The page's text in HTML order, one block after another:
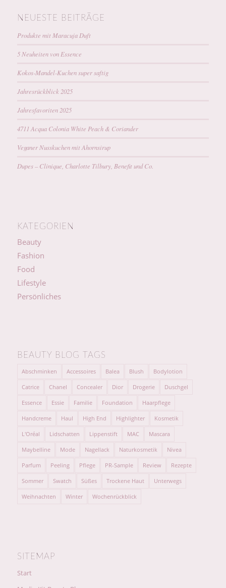
NEUESTE BEITRÄGE
Produkte mit Maracuja Duft
5 Neuheiten von Essence
Kokos-Mandel-Kuchen super saftig
Jahresrückblick 2025
Jahresfavoriten 2025
4711 Acqua Colonia White Peach & Coriander
Veganer Nusskuchen mit Ahornsirup
Dupes – Clinique, Charlotte Tilbury, Benefit und Co.
KATEGORIEN
Beauty
Fashion
Food
Lifestyle
Persönliches
BEAUTY BLOG TAGS
Abschminken Accessoires Balea Blush Bodylotion
Catrice Chanel Concealer Dior Drogerie Duschgel
Essence Essie Familie Foundation Haarpflege
Handcreme Haul High End Highlighter Kosmetik
L'Oréal Lidschatten Lippenstift MAC Mascara
Maybelline Mode Nagellack Naturkosmetik Nivea
Parfum Peeling Pflege PR-Sample Review Rezepte
Sommer Swatch Süßes Trockene Haut Unterwegs
Weihnachten Winter Wochenrückblick
SITEMAP
Start